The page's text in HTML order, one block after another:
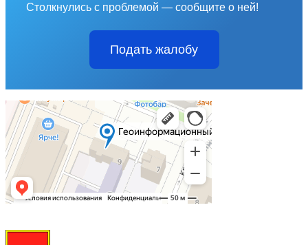
Столкнулись с проблемой — сообщите о ней!
Подать жалобу